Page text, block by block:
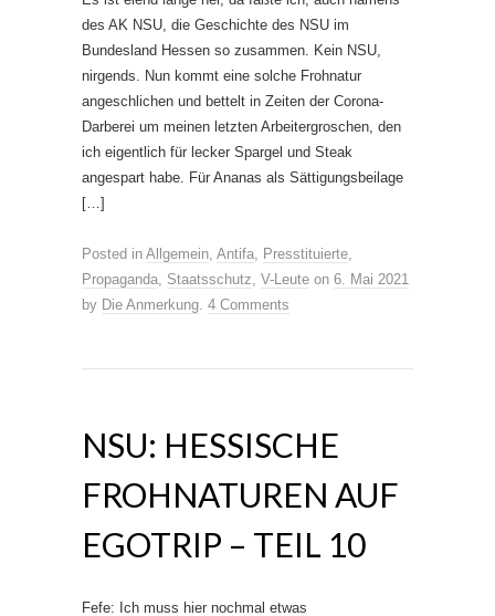
des AK NSU, die Geschichte des NSU im
Bundesland Hessen so zusammen. Kein NSU,
nirgends. Nun kommt eine solche Frohnatur
angeschlichen und bettelt in Zeiten der Corona-
Darberei um meinen letzten Arbeitergroschen, den
ich eigentlich für lecker Spargel und Steak
angespart habe. Für Ananas als Sättigungsbeilage
[…]
Posted in Allgemein, Antifa, Presstituierte,
Propaganda, Staatsschutz, V-Leute on 6. Mai 2021
by Die Anmerkung. 4 Comments
NSU: HESSISCHE
FROHNATUREN AUF
EGOTRIP – TEIL 10
Fefe: Ich muss hier nochmal etwas